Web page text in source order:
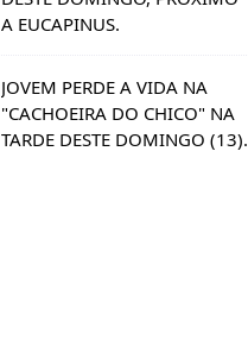
A EUCAPINUS.
JOVEM PERDE A VIDA NA
"CACHOEIRA DO CHICO" NA
TARDE DESTE DOMINGO (13).